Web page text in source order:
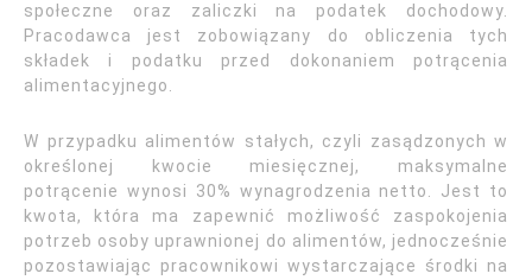
społeczne oraz zaliczki na podatek dochodowy.
Pracodawca jest zobowiązany do obliczenia tych
składek i podatku przed dokonaniem potrącenia
alimentacyjnego.
W przypadku alimentów stałych, czyli zasądzonych w
określonej kwocie miesięcznej, maksymalne
potrącenie wynosi 30% wynagrodzenia netto. Jest to
kwota, która ma zapewnić możliwość zaspokojenia
potrzeb osoby uprawnionej do alimentów, jednocześnie
pozostawiając pracownikowi wystarczające środki na